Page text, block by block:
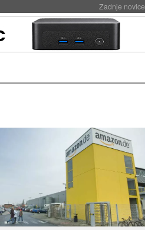
Zadnje novice